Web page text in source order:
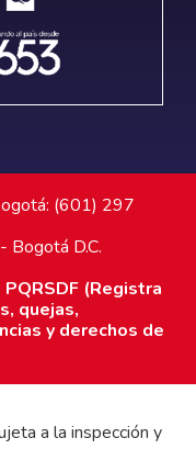
(601) 297
Bogotá D.C.
PQRSDF (Registra
quejas,
y derechos de
a la inspección y